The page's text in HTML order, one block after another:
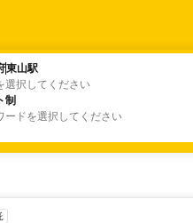
東山駅
選択してください
制
ードを選択してください
東山駅
制